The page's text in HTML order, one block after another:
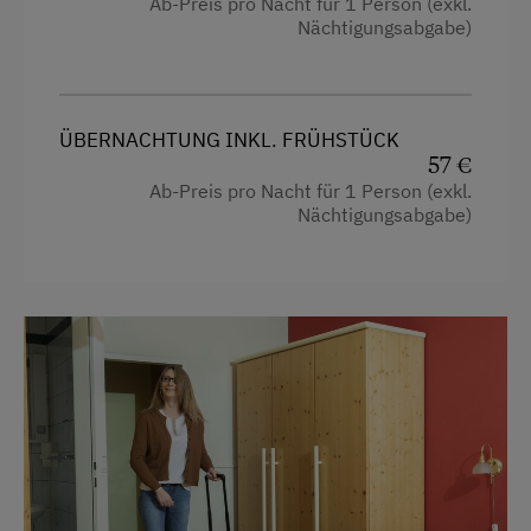
Nächtigungsabgabe)
ÜBERNACHTUNG INKL. FRÜHSTÜCK
57 €
Ab-Preis pro Nacht für 1 Person (exkl.
Nächtigungsabgabe)